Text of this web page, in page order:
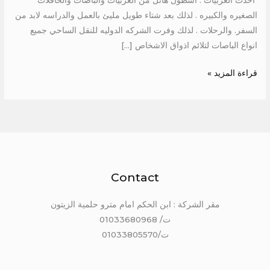
الصغيره والكبيره . لذلك بعد شتاء طويل مليئ بالعمل والدراسه لابد من
السفر. والرحلات . لذلك وفرت الشركه الدوليه للنقل الساحي جميع
انواع الباصات لتلائم اذواق الاشخاص […]
قراءة المزيد »
Contact
مقر الشركة : ابن الحكم امام مترو حلمية الزيتون
ت/ 01033680968
ت/01033805570